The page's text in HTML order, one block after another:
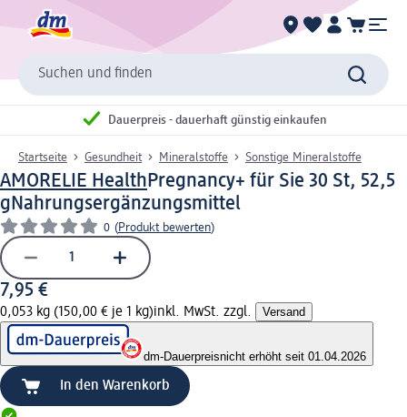
Suchen und finden
Dauerpreis - dauerhaft günstig einkaufen
Startseite Gesundheit Mineralstoffe Sonstige Mineralstoffe
AMORELIE HealthPregnancy+ für Sie 30 St, 52,5
gNahrungsergänzungsmittel
0 (Produkt bewerten)
7,95 €
0,053 kg (150,00 € je 1 kg)inkl. MwSt. zzgl. Versand
dm-Dauerpreisnicht erhöht seit 01.04.2026
In den Warenkorb